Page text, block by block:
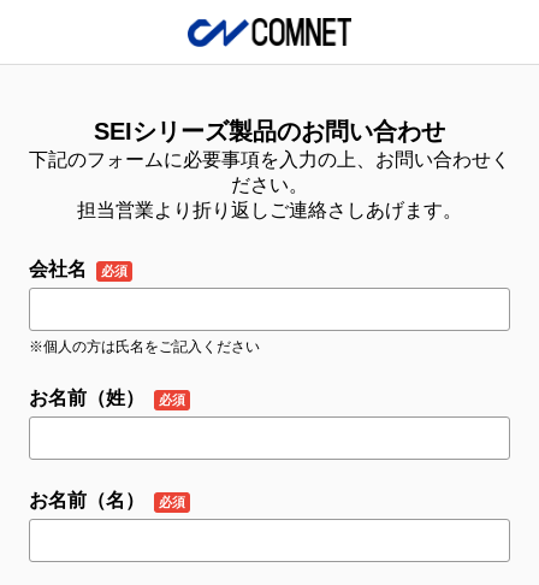
SEIシリーズ製品のお問い合わせ
下記のフォームに必要事項を入力の上、お問い合わせく
ださい。
担当営業より折り返しご連絡さしあげます。
会社名
※個人の方は氏名をご記入ください
お名前（姓）
お名前（名）